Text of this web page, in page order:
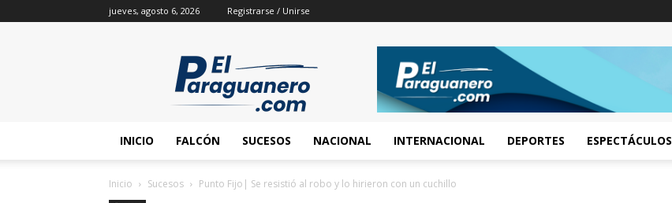
jueves, agosto 6, 2026 Registrarse / Unirse
INICIO FALCÓN SUCESOS NACIONAL INTERNACIONAL DEPORTES ESPECTÁCULOS
Inicio Sucesos Punto Fijo| Se resistió al robo y lo hirieron con un cuchillo